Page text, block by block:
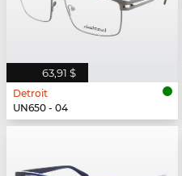
63,91 $
Detroit
UN650 - 04